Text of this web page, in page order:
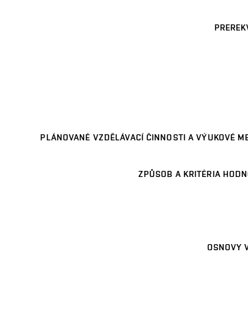
PLÁNOVANÉ VZDĚLÁVACÍ ČINNOSTI A VÝUKOVÉ
ZPŮSOB A KRITÉRIA
OSNOVY